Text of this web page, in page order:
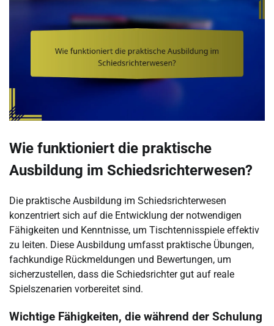
Wie funktioniert die praktische
Ausbildung im Schiedsrichterwesen?
Die praktische Ausbildung im Schiedsrichterwesen
konzentriert sich auf die Entwicklung der notwendigen
Fähigkeiten und Kenntnisse, um Tischtennisspiele effektiv
zu leiten. Diese Ausbildung umfasst praktische Übungen,
fachkundige Rückmeldungen und Bewertungen, um
sicherzustellen, dass die Schiedsrichter gut auf reale
Spielszenarien vorbereitet sind.
Wichtige Fähigkeiten, die während der Schulung